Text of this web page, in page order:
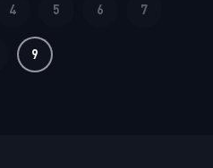
4 5 6 7
9